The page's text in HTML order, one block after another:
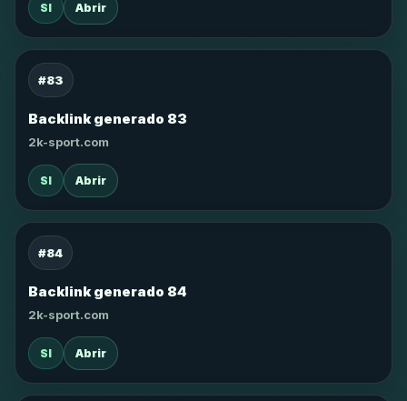
SI Abrir
#83
Backlink generado 83
2k-sport.com
SI Abrir
#84
Backlink generado 84
2k-sport.com
SI Abrir